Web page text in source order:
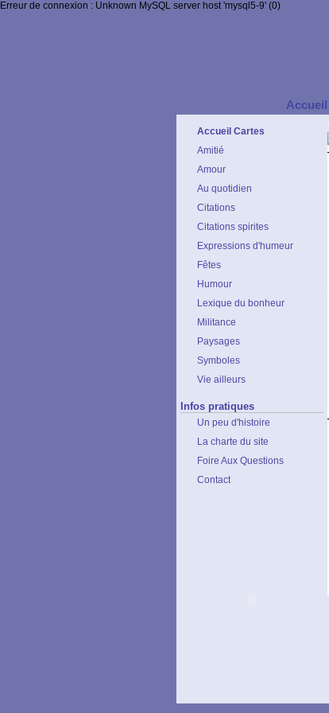
Erreur de connexion : Unknown MySQL server host 'mysql5-9' (0)
Accueil
Accueil Cartes
Amitié
Amour
Au quotidien
Citations
Citations spirites
Expressions d'humeur
Fêtes
Humour
Lexique du bonheur
Militance
Paysages
Symboles
Vie ailleurs
Infos pratiques
Un peu d'histoire
La charte du site
Foire Aux Questions
Contact